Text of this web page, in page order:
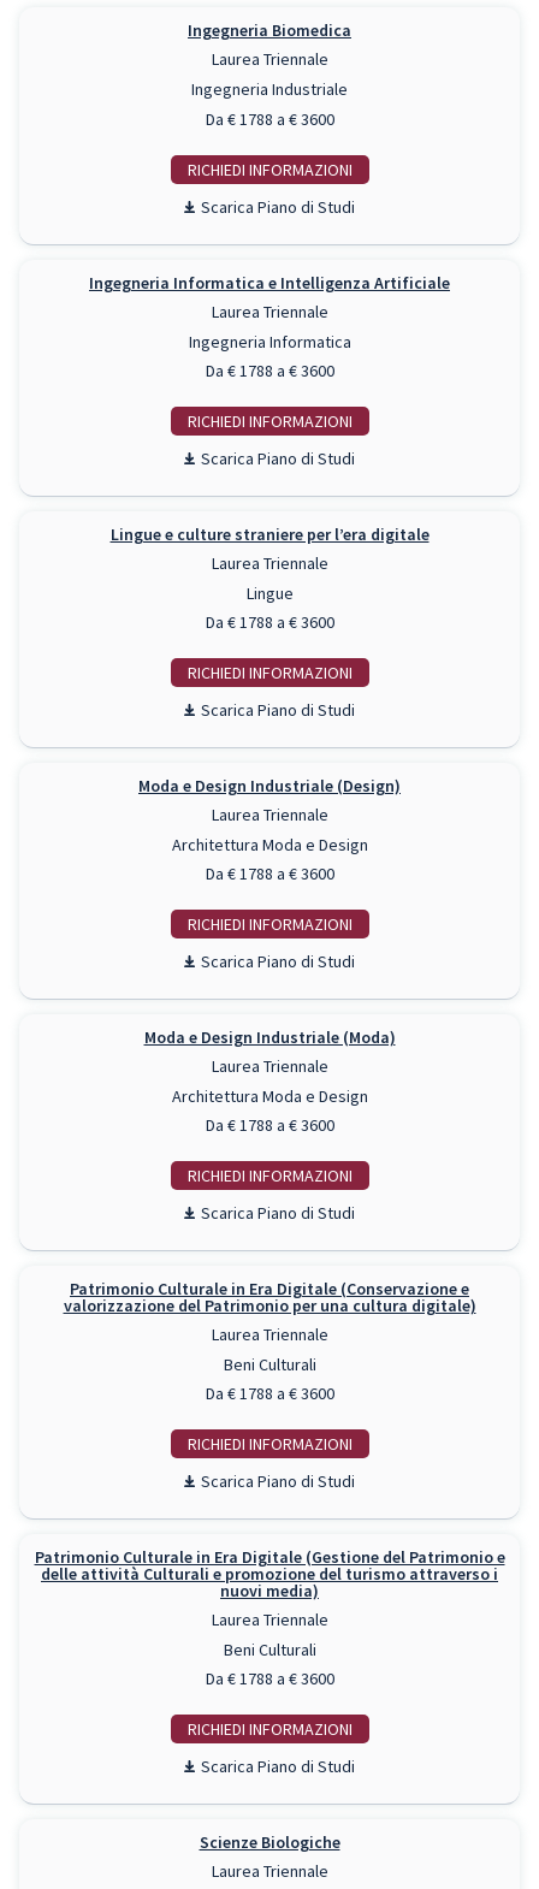
Ingegneria Biomedica
Laurea Triennale
Ingegneria Industriale
Da € 1788 a € 3600
RICHIEDI INFO
Piano di Studi
Ingegneria Informatica e Intelligenza Artificiale
Laurea Triennale
Ingegneria Informatica
Da € 1788 a € 3600
RICHIEDI INFO
Piano di Studi
Lingue e culture straniere per l’era digitale
Laurea Triennale
Lingue
Da € 1788 a € 3600
RICHIEDI INFO
Piano di Studi
Moda e Design Industriale (Design)
Laurea Triennale
Architettura Moda e Design
Da € 1788 a € 3600
RICHIEDI INFO
Piano di Studi
Moda e Design Industriale (Moda)
Laurea Triennale
Architettura Moda e Design
Da € 1788 a € 3600
RICHIEDI INFO
Piano di Studi
Patrimonio Culturale in Era Digitale (Conservazione e
valorizzazione del Patrimonio per una cultura digitale)
Laurea Triennale
Beni Culturali
Da € 1788 a € 3600
RICHIEDI INFO
Piano di Studi
Patrimonio Culturale in Era Digitale (Gestione del Patrimonio e
delle attività Culturali e promozione del turismo attraverso i
nuovi media)
Laurea Triennale
Beni Culturali
Da € 1788 a € 3600
RICHIEDI INFO
Piano di Studi
Scienze Biologiche
Laurea Triennale